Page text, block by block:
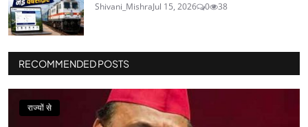
Shivani_MishraJul 15, 2026 0 38
RECOMMENDED POSTS
राज्यों से